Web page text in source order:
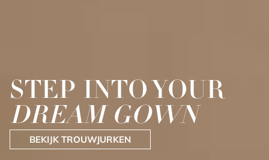
STEP INTO YOUR
DREAM GOWN
BEKIJK TROUWJURKEN